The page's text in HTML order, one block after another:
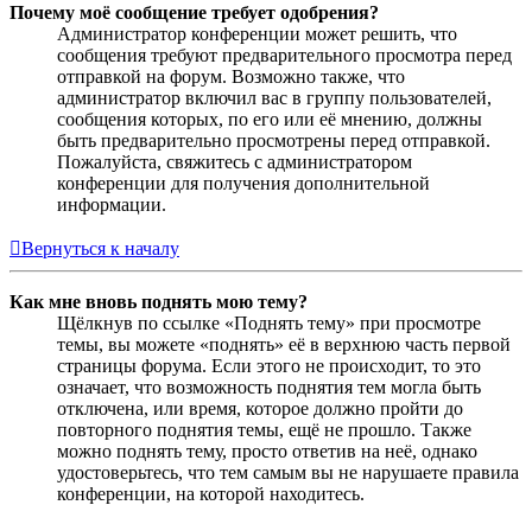
Почему моё сообщение требует одобрения?
Администратор конференции может решить, что
сообщения требуют предварительного просмотра перед
отправкой на форум. Возможно также, что
администратор включил вас в группу пользователей,
сообщения которых, по его или её мнению, должны
быть предварительно просмотрены перед отправкой.
Пожалуйста, свяжитесь с администратором
конференции для получения дополнительной
информации.
Вернуться к началу
Как мне вновь поднять мою тему?
Щёлкнув по ссылке «Поднять тему» при просмотре
темы, вы можете «поднять» её в верхнюю часть первой
страницы форума. Если этого не происходит, то это
означает, что возможность поднятия тем могла быть
отключена, или время, которое должно пройти до
повторного поднятия темы, ещё не прошло. Также
можно поднять тему, просто ответив на неё, однако
удостоверьтесь, что тем самым вы не нарушаете правила
конференции, на которой находитесь.